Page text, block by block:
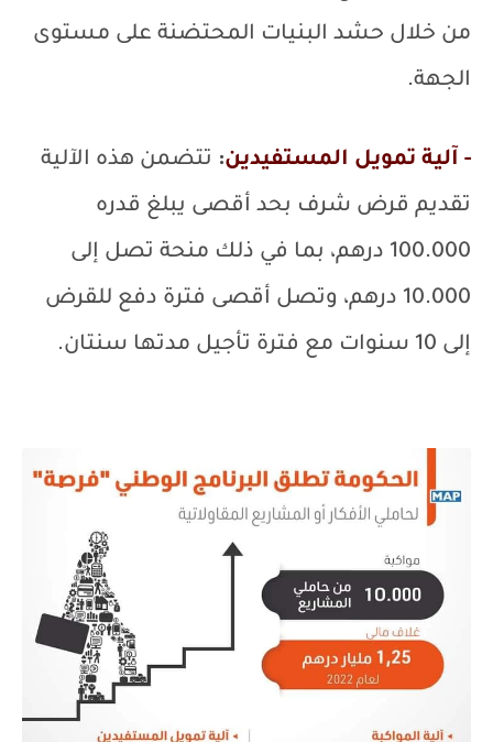
من خلال حشد البنيات المحتضنة على مستوى
الجهة.
- آلية تمويل المستفيدين: تتضمن هذه الآلية
تقديم قرض شرف بحد أقصى يبلغ قدره
100.000 درهم، بما في ذلك منحة تصل إلى
10.000 درهم، وتصل أقصى فترة دفع للقرض
إلى 10 سنوات مع فترة تأجيل مدتها سنتان.